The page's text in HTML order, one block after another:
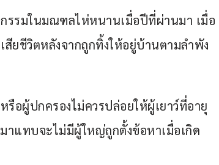
รรมในมณฑลไห่หนานเมื่อปีที่ผ่านมา เมื่อ
สียชีวิตหลังจากถูกทิ้งให้อยู่บ้านตามลำพัง
อผู้ปกครองไม่ควรปล่อยให้ผู้เยาว์ที่อายุ
แทบจะไม่มีผู้ใหญ่ถูกตั้งข้อหาเมื่อเกิด